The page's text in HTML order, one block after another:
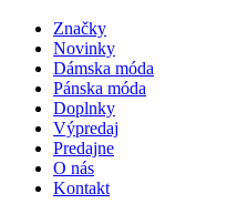
Značky
Novinky
Dámska móda
Pánska móda
Doplnky
Výpredaj
Predajne
O nás
Kontakt